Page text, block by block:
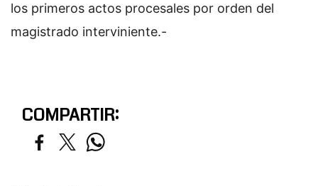
los primeros actos procesales por orden del
magistrado interviniente.-
COMPARTIR: